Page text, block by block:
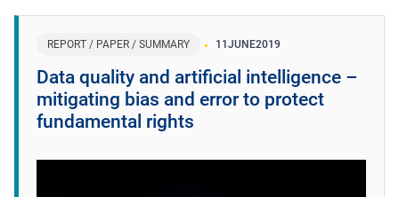
REPORT / PAPER / SUMMARY 11 JUNE2019
Data quality and artificial intelligence –
mitigating bias and error to protect
fundamental rights